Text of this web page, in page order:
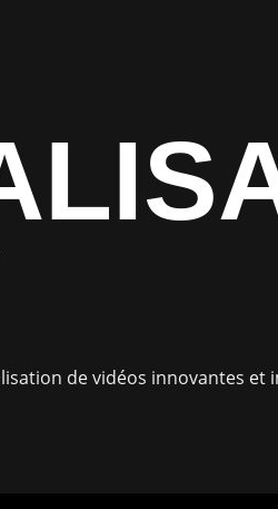
de vidéos innovantes et